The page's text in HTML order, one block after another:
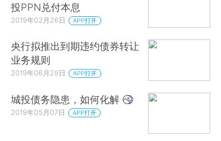
投PPN兑付本息
2019年02月26日 APP打开
央行拟推出到期违约债券转让
业务规则
2019年06月29日 APP打开
城投债务隐患，如何化解
2019年05月07日 APP打开